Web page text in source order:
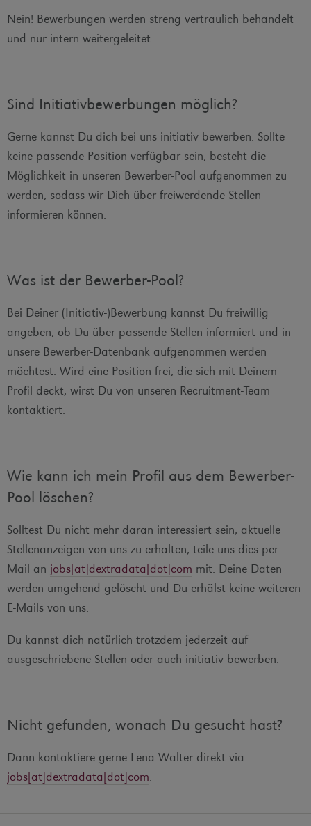
Nein! Bewerbungen werden streng vertraulich behandelt
und nur intern weitergeleitet.
Sind Initiativbewerbungen möglich?
Gerne kannst Du dich bei uns initiativ bewerben. Sollte
keine passende Position verfügbar sein, besteht die
Möglichkeit in unseren Bewerber-Pool aufgenommen zu
werden, sodass wir Dich über freiwerdende Stellen
informieren können.
Was ist der Bewerber-Pool?
Bei Deiner (Initiativ-)Bewerbung kannst Du freiwillig
angeben, ob Du über passende Stellen informiert und in
unsere Bewerber-Datenbank aufgenommen werden
möchtest. Wird eine Position frei, die sich mit Deinem
Profil deckt, wirst Du von unseren Recruitment-Team
kontaktiert.
Wie kann ich mein Profil aus dem Bewerber-
Pool löschen?
Solltest Du nicht mehr daran interessiert sein, aktuelle
Stellenanzeigen von uns zu erhalten, teile uns dies per
Mail an jobs[at]dextradata[dot]com mit. Deine Daten
werden umgehend gelöscht und Du erhälst keine weiteren
E-Mails von uns.
Du kannst dich natürlich trotzdem jederzeit auf
ausgeschriebene Stellen oder auch initiativ bewerben.
Nicht gefunden, wonach Du gesucht hast?
Dann kontaktiere gerne Lena Walter direkt via
jobs[at]dextradata[dot]com.